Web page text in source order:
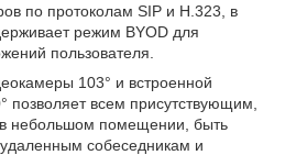
по протоколам SIP и H.323, в
режим BYOD для
пользователя.
103° и встроенной
всем присутствующим,
в небольшом помещении, быть
собеседникам и